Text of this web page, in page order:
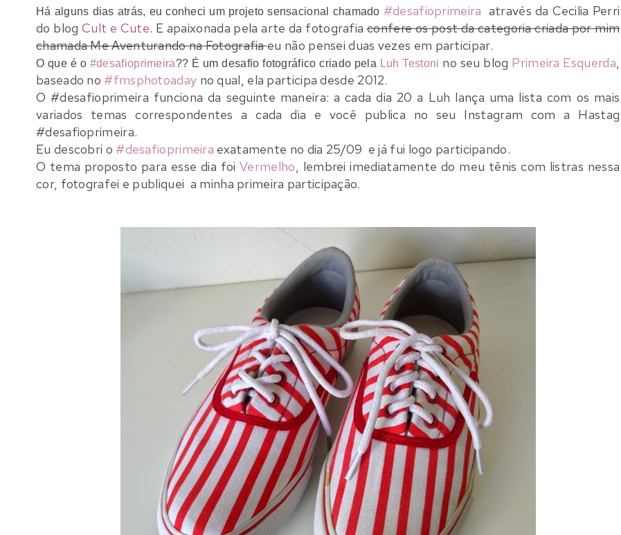
Há alguns dias atrás, eu conheci um projeto sensacional chamado #desafioprimeira através da Cecilia Perri
do blogCult e Cute. E apaixonada pela arte da fotografia confere os post da categoria criada por mim
chamada Me Aventurando na Fotografiaeu não pensei duas vezes em participar.
O que é o #desafioprimeira?? É um desafio fotográfico criado pela Luh Testoni no seu blog Primeira Esquerda,
baseado no #fmsphotoaday no qual, ela participa desde 2012.
O #desafioprimeira funciona da seguinte maneira: a cada dia 20 a Luh lança uma lista com os mais
variados temas correspondentes a cada dia e você publica no seu Instagram com a Hastag
#desafioprimeira.
Eu descobri o #desafioprimeira exatamente no dia 25/09 e já fui logo participando.
O tema proposto para esse dia foiVermelho, lembrei imediatamente do meu tênis com listras nessa
cor, fotografei e publiquei a minha primeira participação.